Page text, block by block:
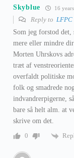
Skyblue 16
Reply to LFPC
Som jeg forstod
mere eller mindre
Morten Uhrskovs
træt af
overfaldt politiske
folk og smadrede
indvandrerpigerne,
bare så helt alm. at
skrive om det.
0